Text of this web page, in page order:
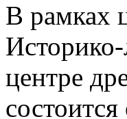
В рамках
центре